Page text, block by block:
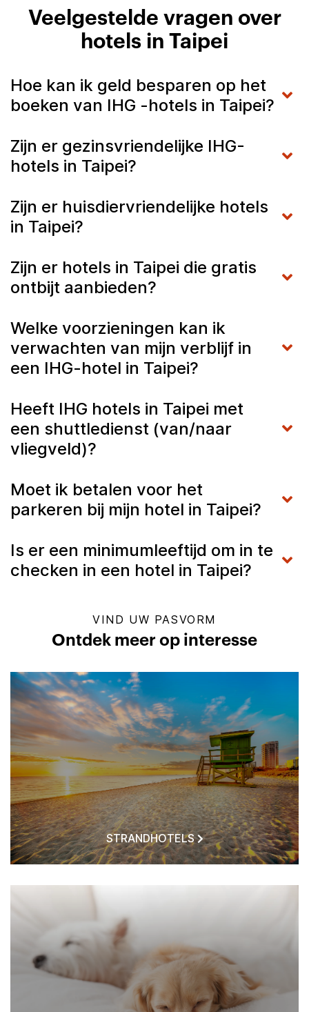
Veelgestelde vragen over
hotels in Taipei
Hoe kan ik geld besparen op het
boeken van IHG -hotels in Taipei?
Zijn er gezinsvriendelijke IHG-
hotels in Taipei?
Zijn er huisdiervriendelijke hotels
in Taipei?
Zijn er hotels in Taipei die gratis
ontbijt aanbieden?
Welke voorzieningen kan ik
verwachten van mijn verblijf in
een IHG-hotel in Taipei?
Heeft IHG hotels in Taipei met
een shuttledienst (van/naar
vliegveld)?
Moet ik betalen voor het
parkeren bij mijn hotel in Taipei?
Is er een minimumleeftijd om in te
checken in een hotel in Taipei?
VIND UW PASVORM
Ontdek meer op interesse
STRANDHOTELS